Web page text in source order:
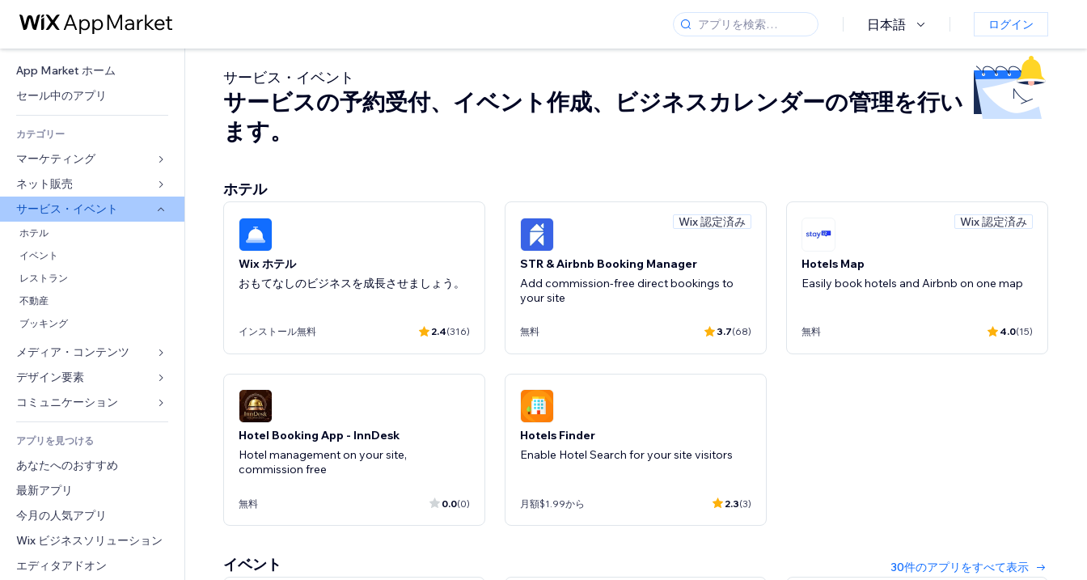
日本語 ログイン
App Market ホーム
セール中のアプリ
カテゴリー
マーケティング
広告
モバイル
アクセス解析
SNS
SEO
エンゲージメント
リスティング広告
ネット販売
ストア用アプリ
発送・配達
販売ボタン
オンラインコース
オンデマンド印刷
会計
プラン・定期購入
クラウドファンディング
サービス・イベント
ホテル
イベント
レストラン
不動産
ブッキング
メディア・コンテンツ
ギャラリー
音楽
ポッドキャスト
写真
動画
PDF
ファイル共有
ニュース
デザイン要素
マップ・ナビ
プライバシー・セキュリティ
時計
ページテンプレート
画像効果
ボタン・メニュー
バナー・バッジ
電卓
フォーム
ブログ
投票
チャット
コメント
電話
コミュニティィ
アプリを見つける
あなたへのおすすめ
最新アプリ
今月の人気アプリ
Wix ビジネスソリューション
エディタアドオン
サービス・イベント
サービスの予約受付、イベント作成、ビジネスカレンダーの管理を行い
ます。
ホテル
Wix ホテル
おもてなしのビジネスを成長させましょう。
インストール無料 2.4(316)
Wix 認定済み
STR & Airbnb Booking Manager
Add commission-free direct bookings to
your site
無料 3.7(68)
Wix 認定済み
Hotels Map
Easily book hotels and Airbnb on one map
無料 4.0(15)
Hotel Booking App - InnDesk
Hotel management on your site,
commission free
無料 0.0(0)
Hotels Finder
Enable Hotel Search for your site visitors
月額$1.99から 2.3(3)
イベント 30件のアプリをすべて表示